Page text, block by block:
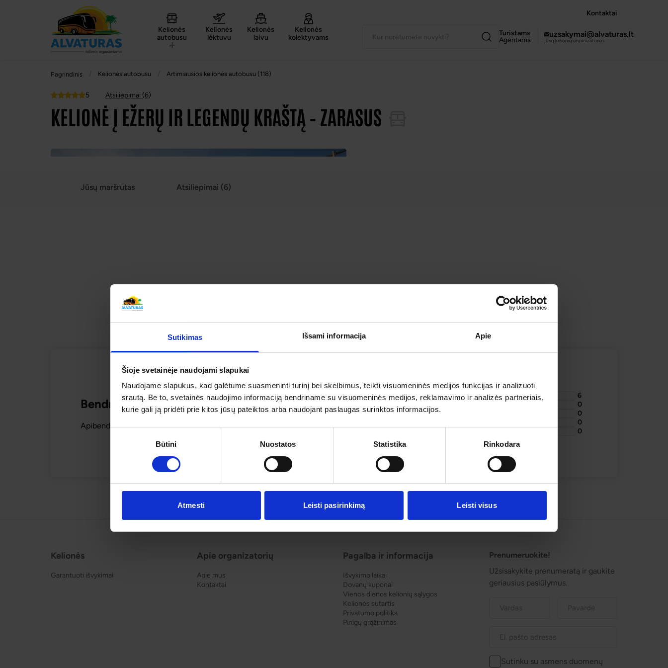
Sutikimas Išsami informacija Apie
Šioje svetainėje naudojami slapukai
Naudojame slapukus, kad galėtume suasmeninti turinį bei skelbimus, teikti visuomeninės medijos funkcijas ir analizuoti
srautą. Be to, svetainės naudojimo informaciją bendriname su visuomeninės medijos, reklamavimo ir analizės partneriais,
kurie gali ją pridėti prie kitos jūsų pateiktos arba naudojant paslaugas surinktos informacijos.
Būtini Nuostatos Statistika Rinkodara
Atmesti Leisti pasirinkimą Leisti visus
Kelionės
autobusu
Kelionės
lėktuvu
Kelionės
laivu
Kelionės
kolektyvams
Kontaktai
Turistams
Agentams
uzsakymai@alvaturas.lt
jūsų kelionių organizatorius
Pagrindinis Kelionės autobusu Artimiausios kelionės autobusu (118)
5 Atsiliepimai (6)
KELIONĖ Į EŽERŲ IR LEGENDŲ KRAŠTĄ – ZARASUS
Jūsų maršrutas
Atsiliepimai (6)
KELIONĖ Į EŽERŲ IR LEGENDŲ KRAŠTĄ – ZARASUS KELIONIŲ APŽVALGOS
SUSIPAŽINKITE KAIP ATSILIEPIA APIE ŠIĄ KELIONĘ MŪSŲ KELIAUTOJAI
Bendras kelionės vertinimas
Apibendrintas šios kelionės mūsų keliautojų įvertinimas
5
IŠ 5
5
6
0
3
0
0
0
Kelionės
Garantuoti išvykimai
Apie organizatorių
Apie mus
Kontaktai
Pagalba ir informacija
Išvykimo laikai
Dovanų kuponai
Vienos dienos kelionių sąlygos
Kelionės sutartis
Privatumo politika
Pinigų grąžinimas
Prenumeruokite!
Užsisakykite prenumeratą ir gaukite
geriausius pasiūlymus.
Sutinku su asmens duomenų